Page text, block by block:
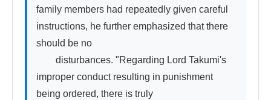
family members had repeatedly given careful
instructions, he further emphasized that there
should be no
disturbances. "Regarding Lord Takumi's
improper conduct resulting in punishment
being ordered, there is truly